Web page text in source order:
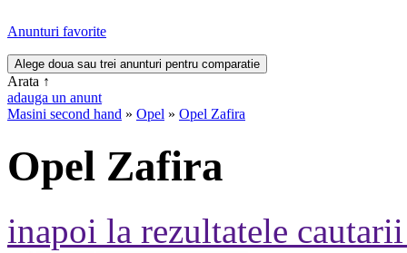
Anunturi favorite
Arata ↑
adauga un anunt
Masini second hand » Opel » Opel Zafira
Opel Zafira
inapoi la rezultatele